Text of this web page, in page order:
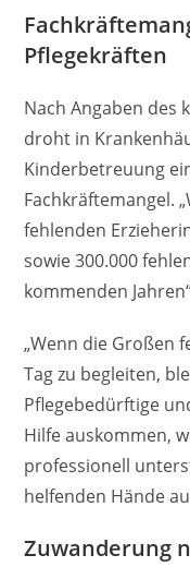
Pflegekräften
Nach Angaben des
droht in
Kinderbetreuung
Fachkräftemangel.
fehlenden
sowie 300.000
kommenden
„Wenn die Großen
Tag zu begleiten,
Pflegebedürftige
Hilfe auskommen,
professionell
helfenden Hände
Zuwanderung